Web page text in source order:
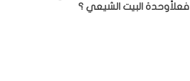
فعلاًوحدة البيت الشيعي ؟